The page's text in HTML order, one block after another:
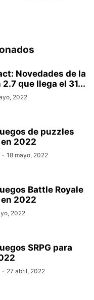
Novedades de la
que llega el 31...
2022
de puzzles
2022
- 18 mayo, 2022
Battle Royale
2022
2022
SRPG para
- 27 abril, 2022